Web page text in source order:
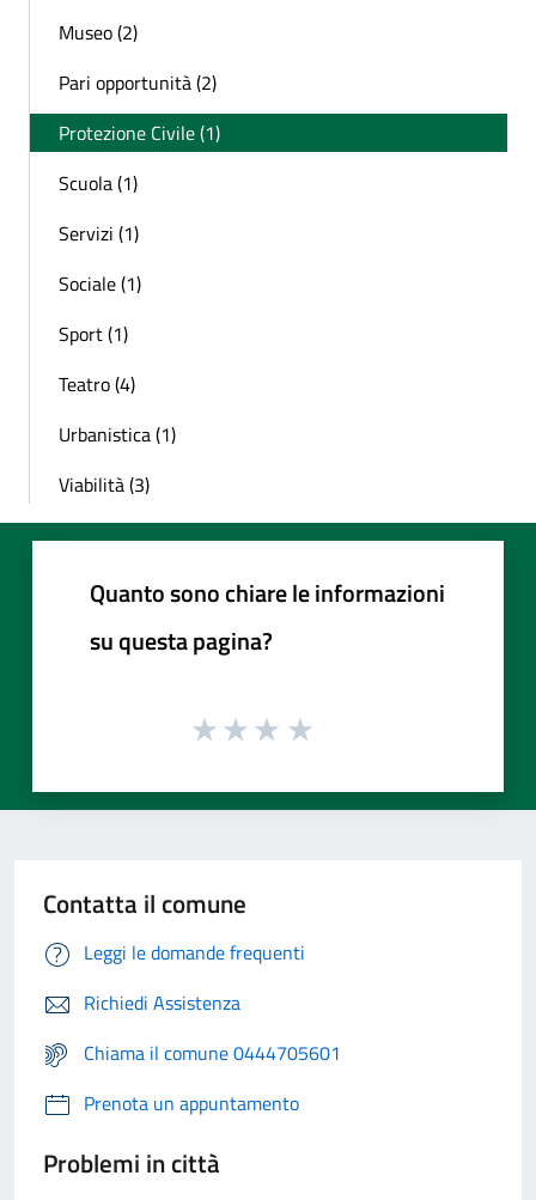
Museo (2)
Pari opportunità (2)
Protezione Civile (1)
Scuola (1)
Servizi (1)
Sociale (1)
Sport (1)
Teatro (4)
Urbanistica (1)
Viabilità (3)
Quanto sono chiare le informazioni
su questa pagina?
Contatta il comune
Leggi le domande frequenti
Richiedi Assistenza
Chiama il comune 0444705601
Prenota un appuntamento
Problemi in città